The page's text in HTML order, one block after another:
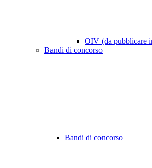
OIV (da pubblicare
Bandi di concorso
Bandi di concorso